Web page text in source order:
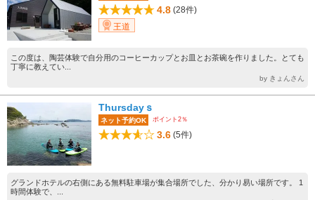
4.8 (28件)
王道
この度は、陶芸体験で自分用のコーヒーカップとお皿とお茶碗を作りました。とても
丁寧に教えてい...
by きょんさん
Thursdayｓ
ネット予約OK ポイント2％
3.6 (5件)
グランドホテルの右側にある無料駐車場が集合場所でした、分かり易い場所です。 1
時間体験で、...